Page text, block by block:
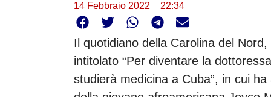
14 Febbraio 2022 22:34
Il quotidiano della Carolina del
intitolato “Per diventare la
studierà medicina a Cuba”, in cui